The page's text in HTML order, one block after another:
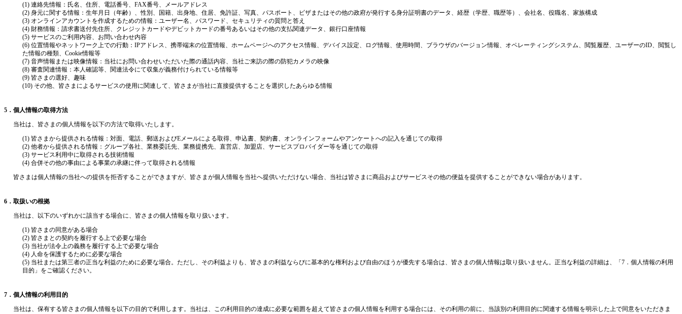
(1) 連絡先情報：氏名、住所、電話番号、FAX番号、メールアドレス
(2) 身元に関する情報：生年月日（年齢）、性別、国籍、出身地、住居、免許証、写真、パスポート、ビザまたはその他の政府が発行する身分証明書のデータ、経歴（学歴、職歴等）、会社名、役職名、家族構成
(3) オンラインアカウントを作成するための情報：ユーザー名、パスワード、セキュリティの質問と答え
(4) 財務情報：請求書送付先住所、クレジットカードやデビットカードの番号あるいはその他の支払関連データ、銀行口座情報
(5) サービスのご利用内容、お問い合わせ内容
(6) 位置情報やネットワーク上での行動：IPアドレス、携帯端末の位置情報、ホームページへのアクセス情報、デバイス設定、ログ情報、使用時間、ブラウザのバージョン情報、オペレーティングシステム、閲覧履歴、ユーザーのID、閲覧し
た情報の種類、Cookie情報等
(7) 音声情報または映像情報：当社にお問い合わせいただいた際の通話内容、当社ご来訪の際の防犯カメラの映像
(8) 審査関連情報：本人確認等、関連法令にて収集が義務付けられている情報等
(9) 皆さまの選好、趣味
(10) その他、皆さまによるサービスの使用に関連して、皆さまが当社に直接提供することを選択したあらゆる情報
5．個人情報の取得方法
当社は、皆さまの個人情報を以下の方法で取得いたします。
(1) 皆さまから提供される情報：対面、電話、郵送およびEメールによる取得、申込書、契約書、オンラインフォームやアンケートへの記入を通じての取得
(2) 他者から提供される情報：グループ各社、業務委託先、業務提携先、直営店、加盟店、サービスプロバイダー等を通じての取得
(3) サービス利用中に取得される技術情報
(4) 合併その他の事由による事業の承継に伴って取得される情報
皆さまは個人情報の当社への提供を拒否することができますが、皆さまが個人情報を当社へ提供いただけない場合、当社は皆さまに商品およびサービスその他の便益を提供することができない場合があります。
6．取扱いの根拠
当社は、以下のいずれかに該当する場合に、皆さまの個人情報を取り扱います。
(1) 皆さまの同意がある場合
(2) 皆さまとの契約を履行する上で必要な場合
(3) 当社が法令上の義務を履行する上で必要な場合
(4) 人命を保護するために必要な場合
(5) 当社または第三者の正当な利益のために必要な場合。ただし、その利益よりも、皆さまの利益ならびに基本的な権利および自由のほうが優先する場合は、皆さまの個人情報は取り扱いません。正当な利益の詳細は、「7．個人情報の利用
目的」をご確認ください。
7．個人情報の利用目的
当社は、保有する皆さまの個人情報を以下の目的で利用します。当社は、この利用目的の達成に必要な範囲を超えて皆さまの個人情報を利用する場合には、その利用の前に、当該別の利用目的に関連する情報を明示した上で同意をいただきま